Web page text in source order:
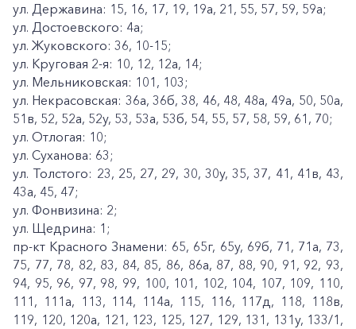
ул. Державина: 15, 16, 17, 19, 19а, 21, 55, 57, 59, 59а;
ул. Достоевского: 4а;
ул. Жуковского: 36, 10-15;
ул. Круговая 2-я: 10, 12, 12а, 14;
ул. Мельниковская: 101, 103;
ул. Некрасовская: 36а, 36б, 38, 46, 48, 48а, 49а, 50, 50а,
51в, 52, 52а, 52у, 53, 53а, 53б, 54, 55, 57, 58, 59, 61, 70;
ул. Отлогая: 10;
ул. Суханова: 63;
ул. Толстого: 23, 25, 27, 29, 30, 30у, 35, 37, 41, 41в, 43,
43а, 45, 47;
ул. Фонвизина: 2;
ул. Щедрина: 1;
пр-кт Красного Знамени: 65, 65г, 65у, 69б, 71, 71а, 73,
75, 77, 78, 82, 83, 84, 85, 86, 86а, 87, 88, 90, 91, 92, 93,
94, 95, 96, 97, 98, 99, 100, 101, 102, 104, 107, 109, 110,
111, 111а, 113, 114, 114а, 115, 116, 117д, 118, 118в,
119, 120, 120а, 121, 123, 125, 127, 129, 131, 131у, 133/1,